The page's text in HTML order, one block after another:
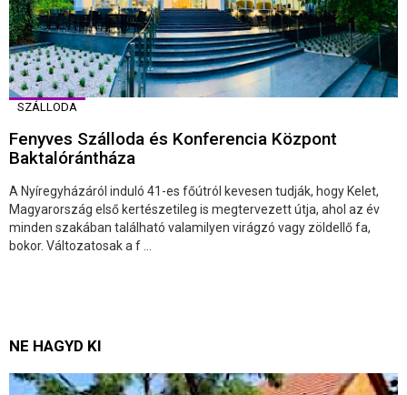
SZÁLLODA
Fenyves Szálloda és Konferencia Központ
Baktalórántháza
A Nyíregyházáról induló 41-es főútról kevesen tudják, hogy Kelet,
Magyarország első kertészetileg is megtervezett útja, ahol az év
minden szakában található valamilyen virágzó vagy zöldellő fa,
bokor. Változatosak a f ...
NE HAGYD KI